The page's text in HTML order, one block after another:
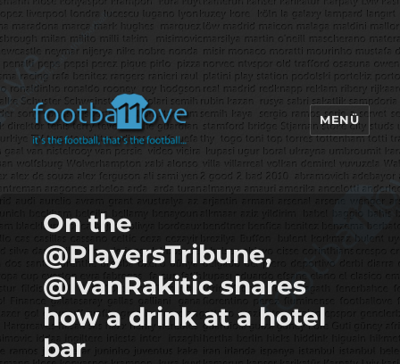
footbaLLove
MENÜ
On the
@PlayersTribune,
@IvanRakitic shares
how a drink at a hotel
bar